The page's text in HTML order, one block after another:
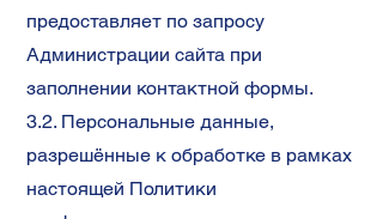
предоставляет по запросу
Администрации сайта при
заполнении контактной формы.
3.2. Персональные данные,
разрешённые к обработке в рамках
настоящей Политики